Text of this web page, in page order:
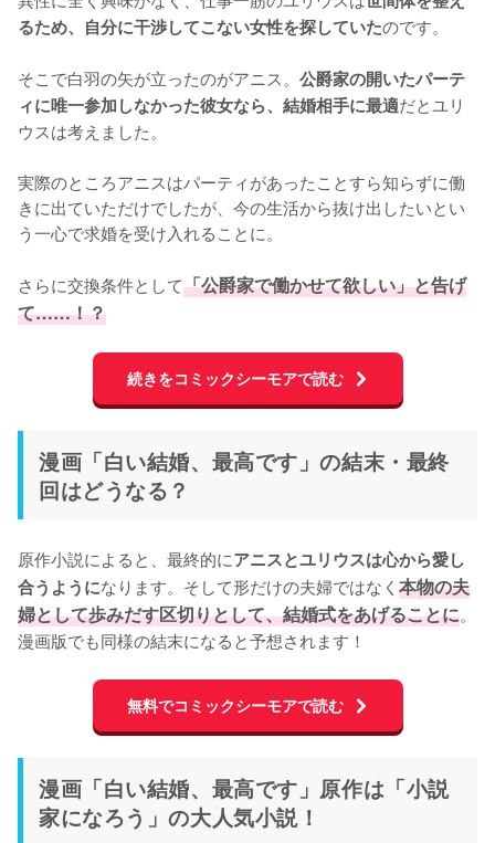
るため、自分に干渉してこない女性を探していたのです。
そこで白羽の矢が立ったのがアニス。 公爵家の開いたパーテ
ィに唯一参加しなかった彼女なら、結婚相手に最適だとユリ
ウスは考えました。
実際のところアニスはパーティがあったことすら知らずに働
きに出ていただけでしたが、今の生活から抜け出したいとい
う一心で求婚を受け入れることに。
さらに交換条件として「公爵家で働かせて欲しい」と告げ
て……！？
続きをコミックシーモアで読む
漫画「白い結婚、最高です」の結末・最終
回はどうなる？
原作小説によると、最終的にアニスとユリウスは心から愛し
合うようになります。そして形だけの夫婦ではなく 本物の夫
婦として歩みだす区切りとして、結婚式をあげることに。
漫画版でも同様の結末になると予想されます！
無料でコミックシーモアで読む
漫画「白い結婚、最高です」原作は「小説
家になろう」の大人気小説！